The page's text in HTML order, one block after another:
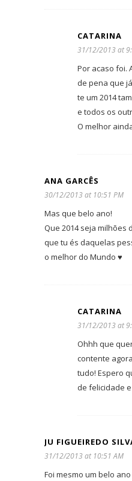
CATARINA
31/12/2013 at
Por acaso foi.
de pena que
te um 2014
e todos os
O melhor
ANA GARCÊS
30/12/2013 at 10:51 PM
Mas que belo ano!
Que 2014 seja milhões
que tu és daquelas
o melhor do Mundo ♥
CATARINA
31/12/2013 at
Ohhh que
contente
tudo! Espero
de felicidade
JU FIGUEIREDO
31/12/2013 at 10:51 AM
Foi mesmo um belo